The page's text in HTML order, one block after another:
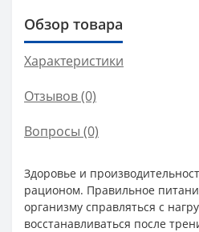
Обзор товара
Характеристики
Отзывов (0)
Вопросы (0)
Здоровье и
рационом. Правильное
организму справляться с
восстанавливаться после